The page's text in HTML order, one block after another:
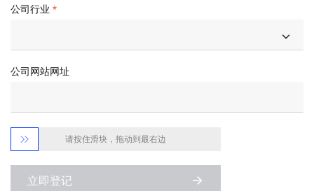
公司行业
公司网站网址
 请按住滑块，拖动到最右边
立即登记